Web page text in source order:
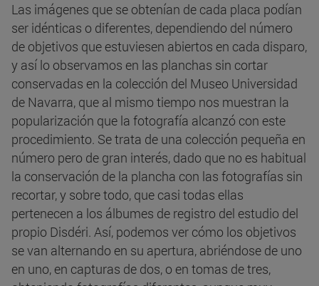
Las imágenes que se obtenían de cada placa podían
ser idénticas o diferentes, dependiendo del número
de objetivos que estuviesen abiertos en cada disparo,
y así lo observamos en las planchas sin cortar
conservadas en la colección del Museo Universidad
de Navarra, que al mismo tiempo nos muestran la
popularización que la fotografía alcanzó con este
procedimiento. Se trata de una colección pequeña en
número pero de gran interés, dado que no es habitual
la conservación de la plancha con las fotografías sin
recortar, y sobre todo, que casi todas ellas
pertenecen a los álbumes de registro del estudio del
propio Disdéri. Así, podemos ver cómo los objetivos
se van alternando en su apertura, abriéndose de uno
en uno, en capturas de dos, o en tomas de tres,